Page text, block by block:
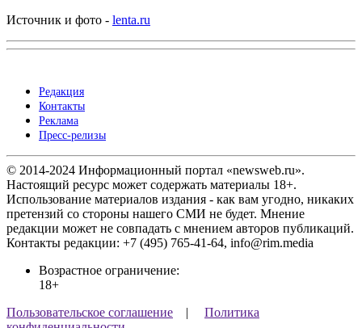
Источник и фото - lenta.ru
Редакция
Контакты
Реклама
Пресс-релизы
© 2014-2024 Информационный портал «newsweb.ru».
Настоящий ресурс может содержать материалы 18+.
Использование материалов издания - как вам угодно, никаких
претензий со стороны нашего СМИ не будет. Мнение
редакции может не совпадать с мнением авторов публикаций.
Контакты редакции: +7 (495) 765-41-64, info@rim.media
Возрастное ограничение:
18+
Пользовательское соглашение | Политика